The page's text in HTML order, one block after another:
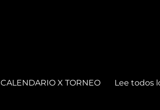
CALENDARIO X TORNEO Lee todos